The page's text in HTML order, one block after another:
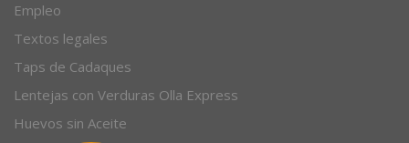
Empleo
Textos legales
Taps de Cadaques
Lentejas con Verduras Olla Express
Huevos sin Aceite